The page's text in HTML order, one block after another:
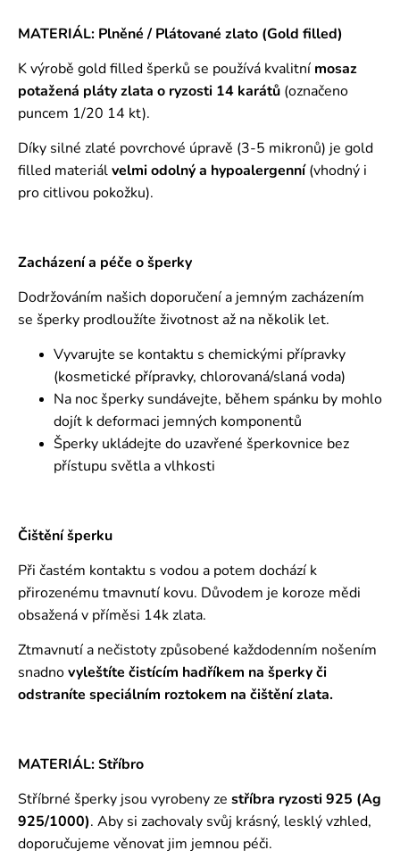
MATERIÁL: Plněné / Plátované zlato (Gold filled)
K výrobě gold filled šperků se používá kvalitní mosaz
potažená pláty zlata o ryzosti 14 karátů (označeno
puncem 1/20 14 kt).
Díky silné zlaté povrchové úpravě (3-5 mikronů) je gold
filled materiálvelmi odolný a hypoalergenní(vhodný i
pro citlivou pokožku).
Zacházení a péče o šperky
Dodržováním našich doporučení a jemným zacházením
se šperky prodloužíte životnost až na několik let.
Vyvarujte se kontaktu s chemickými přípravky
(kosmetické přípravky, chlorovaná/slaná voda)
Na noc šperky sundávejte, během spánku by mohlo
dojít k deformaci jemných komponentů
Šperky ukládejte do uzavřené šperkovnice bez
přístupu světla a vlhkosti
Čištění šperku
Při častém kontaktu s vodou a potem dochází k
přirozenému tmavnutí kovu. Důvodem je koroze mědi
obsažená v příměsi 14k zlata.
Ztmavnutí a nečistoty způsobené každodenním nošením
snadnovyleštíte čistícím hadříkem na šperky či
odstraníte speciálním roztokem na čištění zlata.
MATERIÁL: Stříbro
Stříbrné šperky jsou vyrobeny ze stříbra ryzosti 925 (Ag
925/1000). Aby si zachovaly svůj krásný, lesklý vzhled,
doporučujeme věnovat jim jemnou péči.